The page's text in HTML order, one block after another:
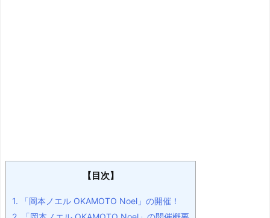
【目次】
1. 「岡本ノエル OKAMOTO Noel」の開催！